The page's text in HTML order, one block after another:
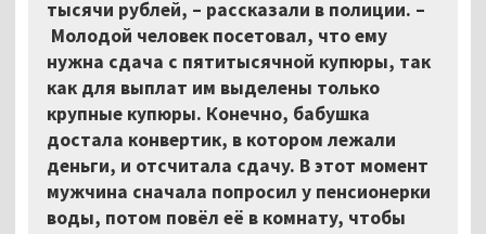
тысячи рублей, – рассказали в полиции. –
Молодой человек посетовал, что ему
нужна сдача с пятитысячной купюры, так
как для выплат им выделены только
крупные купюры. Конечно, бабушка
достала конвертик, в котором лежали
деньги, и отсчитала сдачу. В этот момент
мужчина сначала попросил у пенсионерки
воды, потом повёл её в комнату, чтобы